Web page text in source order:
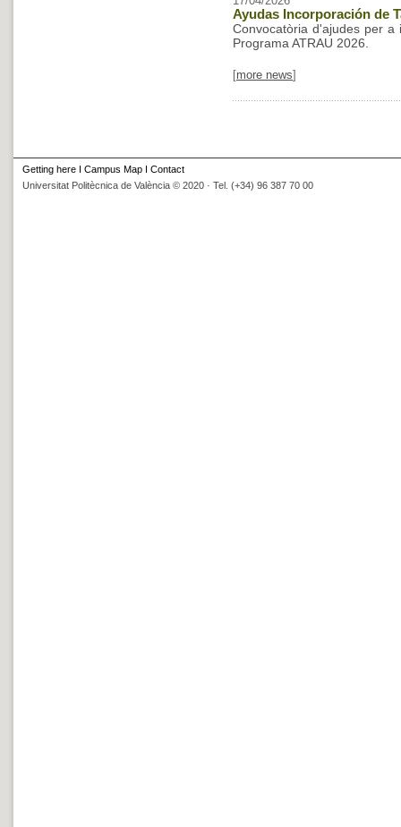
Ayudas Incorporación de
Convocatòria d'ajudes per
Programa ATRAU 2026.
[more news]
Getting here I Campus Map I Contact
Universitat Politècnica de València © 2020 · Tel. (+34) 96 387 70 00